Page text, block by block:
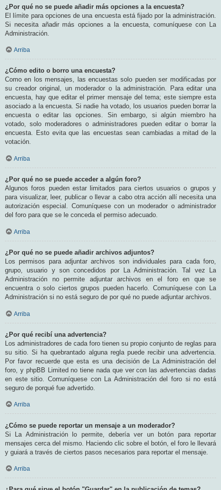
¿Por qué no se puede añadir más opciones a la encuesta?
El límite para opciones de una encuesta está fijado por la administración.
Si necesita añadir más opciones a la encuesta, comuníquese con La
Administración.
Arriba
¿Cómo edito o borro una encuesta?
Como en los mensajes, las encuestas solo pueden ser modificadas por
su creador original, un moderador o la administración. Para editar una
encuesta, hay que editar el primer mensaje del tema; este siempre esta
asociado a la encuesta. Si nadie ha votado, los usuarios pueden borrar la
encuesta o editar las opciones. Sin embargo, si algún miembro ha
votado, solo moderadores o administradores pueden editar o borrar la
encuesta. Esto evita que las encuestas sean cambiadas a mitad de la
votación.
Arriba
¿Por qué no se puede acceder a algún foro?
Algunos foros pueden estar limitados para ciertos usuarios o grupos y
para visualizar, leer, publicar o llevar a cabo otra acción allí necesita una
autorización especial. Comuníquese con un moderador o administrador
del foro para que se le conceda el permiso adecuado.
Arriba
¿Por qué no se puede añadir archivos adjuntos?
Los permisos para adjuntar archivos son individuales para cada foro,
grupo, usuario y son concedidos por La Administración. Tal vez La
Administración no permite adjuntar archivos en el foro en que se
encuentra o solo ciertos grupos pueden hacerlo. Comuníquese con La
Administración si no está seguro de por qué no puede adjuntar archivos.
Arriba
¿Por qué recibí una advertencia?
Los administradores de cada foro tienen su propio conjunto de reglas para
su sitio. Si ha quebrantado alguna regla puede recibir una advertencia.
Por favor recuerde que esta es una decisión de La Administración del
foro, y phpBB Limited no tiene nada que ver con las advertencias dadas
en este sitio. Comuníquese con La Administración del foro si no está
seguro de porqué fue advertido.
Arriba
¿Cómo se puede reportar un mensaje a un moderador?
Si La Administración lo permite, debería ver un botón para reportar
mensajes cerca del mismo. Haciendo clic sobre el botón, el foro le llevará
y guiará a través de ciertos pasos necesarios para reportar el mensaje.
Arriba